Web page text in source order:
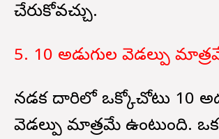
చేరుకోవచ్చు.
5. 10 అడుగుల వెడల్పు
నడక దారిలో ఒక్కోచోటు 10
వెడల్పు మాత్రమే ఉంటుంది.